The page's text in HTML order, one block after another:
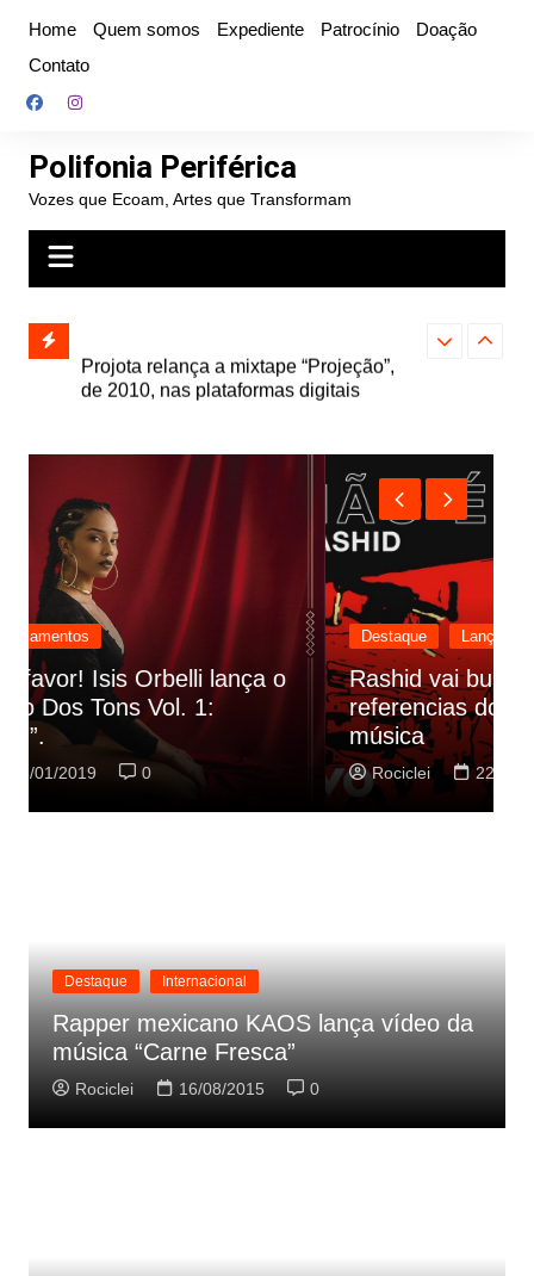
conteúdo
Home Quem somos Expediente Patrocínio
Doação
Contato
Polifonia Periférica
Vozes que Ecoam, Artes que Transformam
e abre
autoral,
de 2010, nas plataformas digitais
Farofa
Destaque Lançamentos
Rashid vai buscar nos HQs as
referencias do clipe de sua nova
música
Rociclei 22/01/2019
Destaque Internacional
Rapper mexicano KAOS lança vídeo da
música “Carne Fresca”
Rociclei 16/08/2015 0